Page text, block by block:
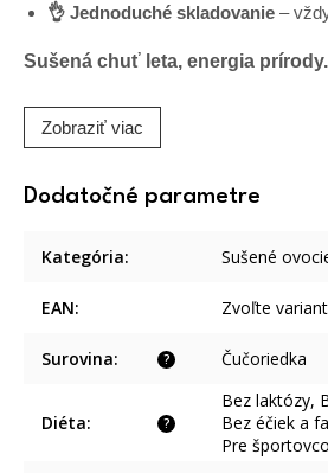
👌 Jednoduché skladovanie –
Sušená chuť leta, energia
Zobraziť viac
Dodatočné parametre
Kategória: Sušené
EAN: Zvoľte variant
?
Surovina: Čučoriedka
?
Diéta:
Bez laktózy,
Bez éčiek a
Pre